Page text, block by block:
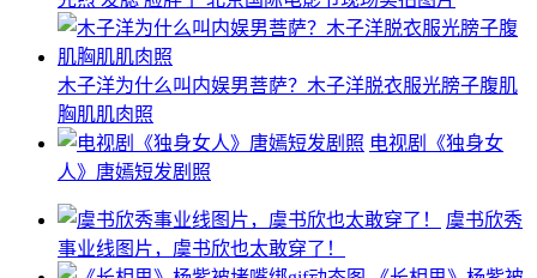
木子洋为什么叫内娱男菩萨？木子洋脱衣服光膀子腹肌
胸肌肌肉照
电视剧《独身女
人》唐嫣短发剧照
虞书欣秀
事业线图片，虞书欣也太敢穿了！